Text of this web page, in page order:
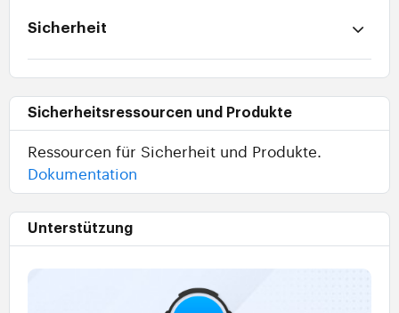
Sicherheit
Sicherheitsressourcen und Produkte
Ressourcen für Sicherheit und Produkte.
Dokumentation
Unterstützung